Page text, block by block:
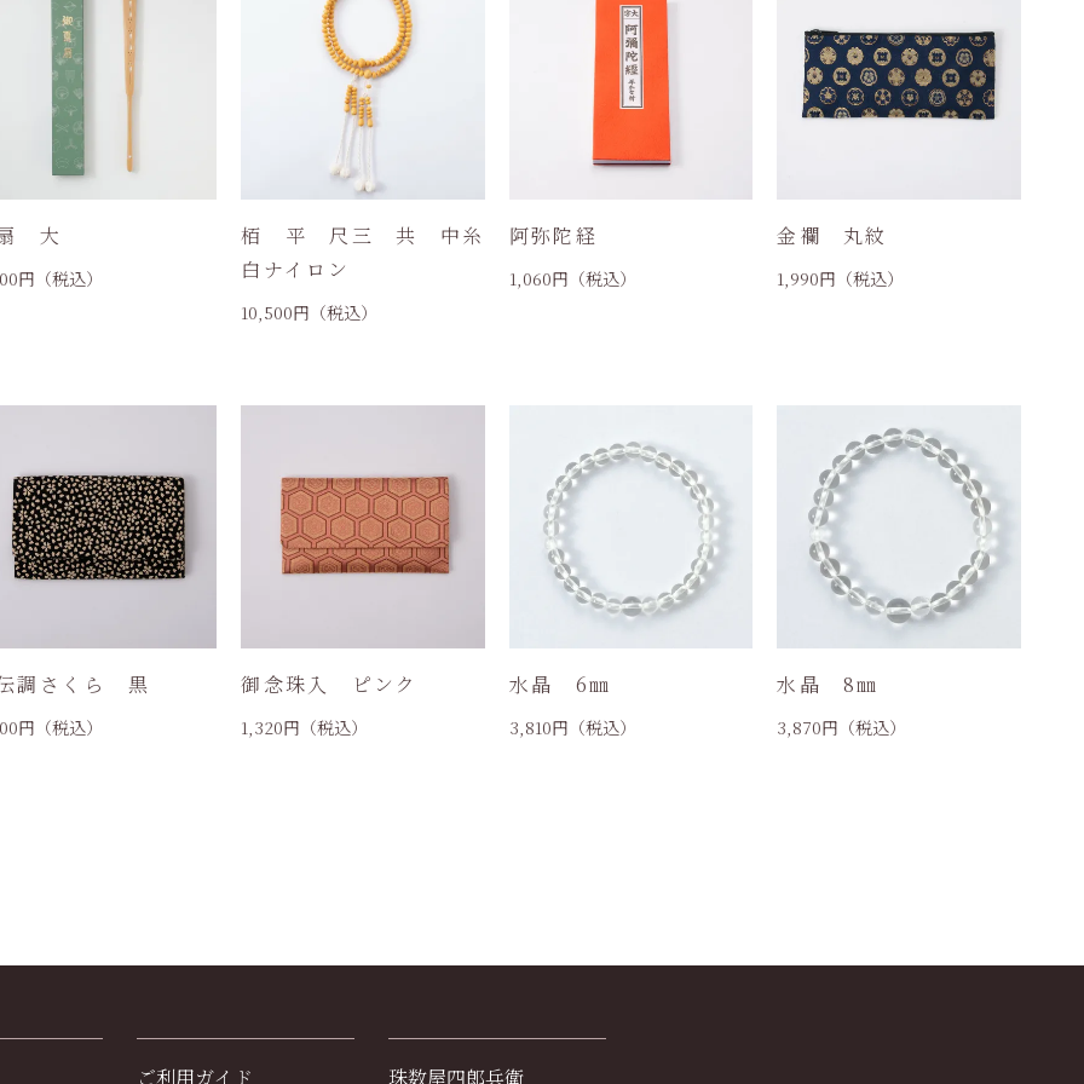
大
円（税込）
栢 平 尺三 共 中糸
白ナイロン
10,500円（税込）
阿弥陀経
1,060円（税込）
金襴 丸紋
1,990円（税込）
調さくら 黒
円（税込）
御念珠入 ピンク
1,320円（税込）
水晶 6㎜
3,810円（税込）
水晶 8㎜
3,870円（税込）
ご利用ガイド 珠数屋四郎兵衛